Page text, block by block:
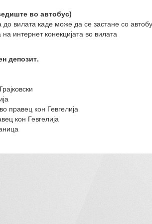
во автобус)
до вилата каде може да се застане со
интернет конекцијата во вилата
депозит.
правец кон Гевгелија
кон Гевгелија